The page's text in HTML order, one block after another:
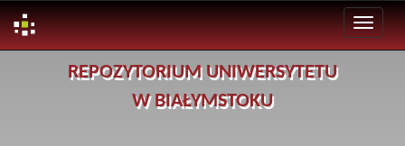
REPOZYTORIUM UNIWERSYTETU
W BIAŁYMSTOKU